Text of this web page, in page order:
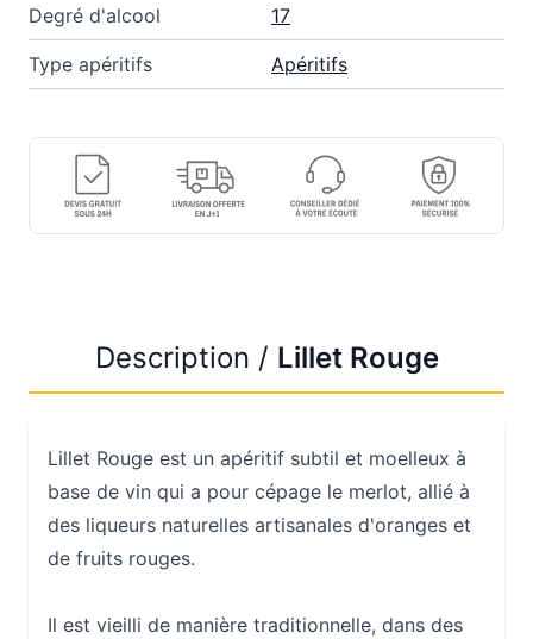
Degré d'alcool 17
Type apéritifs Apéritifs
Description / Lillet Rouge
Lillet Rouge est un apéritif subtil et moelleux à
base de vin qui a pour cépage le merlot, allié à
des liqueurs naturelles artisanales d'oranges et
de fruits rouges.
Il est vieilli de manière traditionnelle, dans des